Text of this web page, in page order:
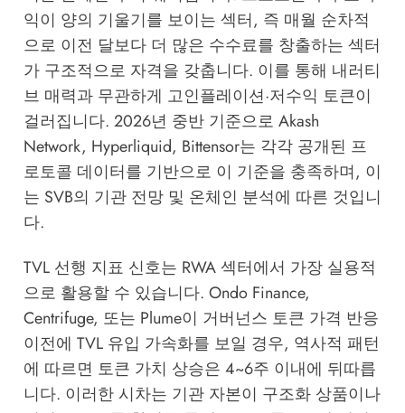
익이 양의 기울기를 보이는 섹터, 즉 매월 순차적
으로 이전 달보다 더 많은 수수료를 창출하는 섹터
가 구조적으로 자격을 갖춥니다. 이를 통해 내러티
브 매력과 무관하게 고인플레이션·저수익 토큰이
걸러집니다. 2026년 중반 기준으로 Akash
Network, Hyperliquid, Bittensor는 각각 공개된 프
로토콜 데이터를 기반으로 이 기준을 충족하며, 이
는 SVB의 기관 전망및 온체인 분석에 따른 것입니
다.
TVL 선행 지표 신호는 RWA 섹터에서 가장 실용적
으로 활용할 수 있습니다. Ondo Finance,
Centrifuge, 또는 Plume이 거버넌스 토큰 가격 반응
이전에 TVL 유입 가속화를 보일 경우, 역사적 패턴
에 따르면 토큰 가치 상승은 4~6주 이내에 뒤따릅
니다. 이러한 시차는 기관 자본이 구조화 상품이나